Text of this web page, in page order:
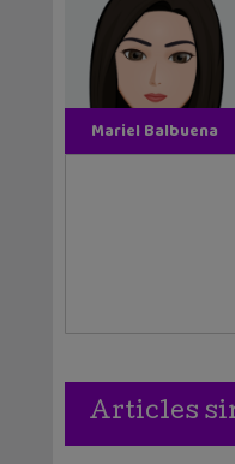
Mariel Balbuena
Articles